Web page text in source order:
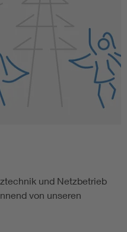
und Netzbetrieb
von unseren